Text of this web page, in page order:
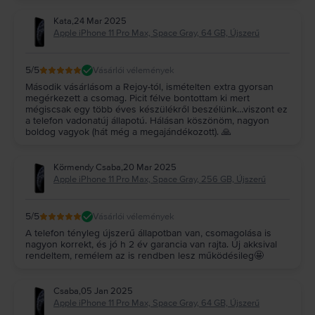
iPhone 11 Pro Max – biztonság és feloldás
Az iPhone telefonok biztonságossága aligha kérdőjelezhető meg. Ha Apple
lehetetlen lesz feltörni a telefont. Természetesen továbbra is van
lehetőség a PIN kóddal történő zárolásra, amelyet a készülék feloldásához
minden alkalommal meg kell adnod.
Gyakran előforduló kérdések az iPhone 11 Pro Max telefonnal
kapcsolatban
1. Milyen típusú SIM-kártyával működik az iPhone 11 Pro Max?
A Rejoy.hu oldalon minden egyes telefonmodell hálózatfüggetlenül
kártyád, akkor a SIM-tű segítségével kinyithatod a SIM-tálcát, majd
belehelyezheted a SIM-kártyádat.
2. Az iPhone 11 Pro Max dobozában van töltő?
Rejoy.hu-n történő rendelés leadása előtt a kiválasztott töltőt a kosárba
helyezted.
3. Mennyi ideig bírja az iPhone 11 Pro Max akkumulátora?
Valójában attól függ, hogyan használod a telefont. Bár az Apple garantálja a
valószínűleg sokkal gyorsabban merül, mintha másra használod ugyanazt a
modellt (hívások, üzenetek, közösségi média stb.).
Kata,24 Mar 2025
Apple iPhone 11 Pro Max, Space Gray, 64 GB, Újszerű
5/5 Vásárlói vélemények
Második vásárlásom a Rejoy-tól, ismételten extra gyorsan
megérkezett a csomag. Picit félve bontottam ki mert
mégiscsak egy több éves készülékről beszélünk…viszont ez
a telefon vadonatúj állapotú. Hálásan köszönöm, nagyon
boldog vagyok (hát még a megajándékozott). 🙏
Körmendy Csaba,20 Mar 2025
Apple iPhone 11 Pro Max, Space Gray, 256 GB, Újszerű
5/5 Vásárlói vélemények
A telefon tényleg újszerű állapotban van, csomagolása is
nagyon korrekt, és jó h 2 év garancia van rajta. Új akksival
rendeltem, remélem az is rendben lesz működésileg🤩
Csaba,05 Jan 2025
Apple iPhone 11 Pro Max, Space Gray, 64 GB, Újszerű